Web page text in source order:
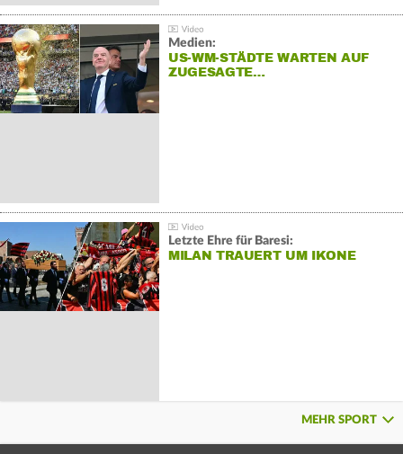
Medien:
US-WM-STÄDTE WARTEN AUF
ZUGESAGTE…
Letzte Ehre für Baresi:
MILAN TRAUERT UM IKONE
MEHR SPORT